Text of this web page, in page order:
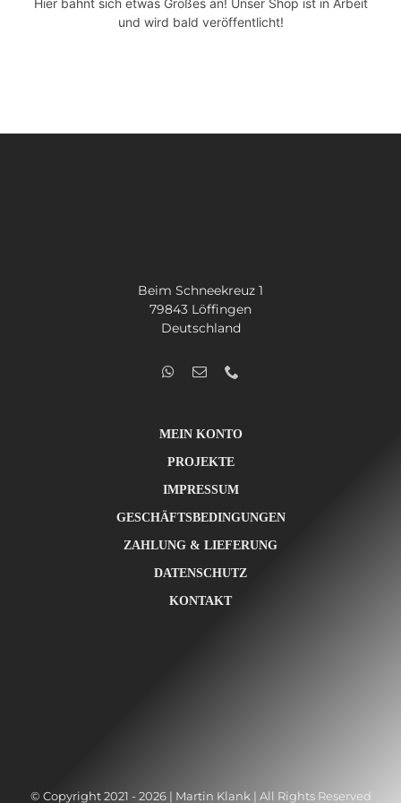
SUCHE
Hier bahnt sich etwas Großes an! Unser Shop ist in Arbeit
und wird bald veröffentlicht!
Beim Schneekreuz 1
79843 Löffingen
Deutschland
MEIN KONTO
PROJEKTE
IMPRESSUM
GESCHÄFTSBEDINGUNGEN
ZAHLUNG & LIEFERUNG
DATENSCHUTZ
KONTAKT
© Copyright 2021 - 2026 | Martin Klank | All Rights Reserved